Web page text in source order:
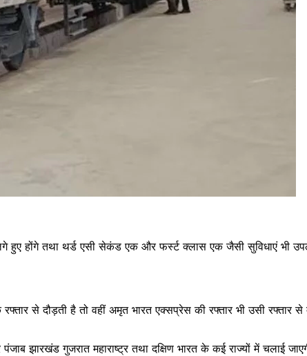
होंगे तथा थर्ड एसी सेकंड एक और फर्स्ट क्लास एक जैसी सुविधाएं भी
से दौड़ती है तो वहीं अमृत भारत एक्सप्रेस की रफ्तार भी उसी रफ्तार
झारखंड गुजरात महाराष्ट्र तथा दक्षिण भारत के कई राज्यों में चलाई